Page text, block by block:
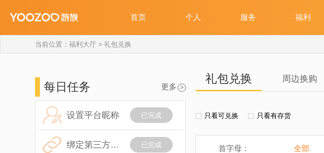
当前位置： 福利大厅 > 礼包兑换
更多 >
每日任务
已完成
设置平台昵称
已完成
绑定第三方账号
礼包兑换 周边换购
只看可兑换 只看有存货
首字母： 全部